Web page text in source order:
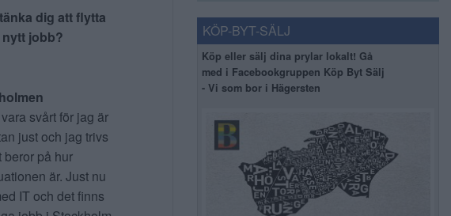
dig att flytta
jobb?
svårt för jag är
just och jag trivs
beror på hur
är. Just nu
IT och det finns
KÖP-BYT-SÄLJ
Köp eller sälj dina prylar lokalt! Gå
med i Facebookgruppen Köp Byt Sälj
- Vi som bor i Hägersten